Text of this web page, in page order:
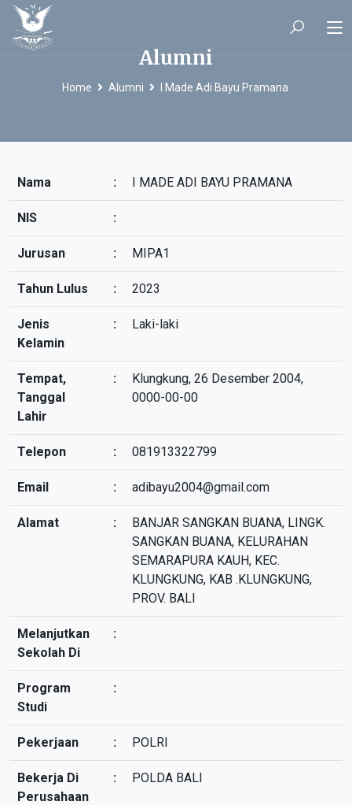
Alumni
Home Alumni I Made Adi Bayu Pramana
Nama : I MADE ADI BAYU PRAMANA
NIS :
Jurusan : MIPA1
Tahun Lulus : 2023
Jenis
Kelamin
: Laki-laki
Tempat,
Tanggal
Lahir
:
Klungkung, 26 Desember 2004,
0000-00-00
Telepon : 081913322799
Email : adibayu2004@gmail.com
Alamat :
BANJAR SANGKAN BUANA, LINGK.
SANGKAN BUANA, KELURAHAN
SEMARAPURA KAUH, KEC.
KLUNGKUNG, KAB .KLUNGKUNG,
PROV. BALI
Melanjutkan
Sekolah Di
:
Program
Studi
:
Pekerjaan : POLRI
Bekerja Di
Perusahaan
: POLDA BALI